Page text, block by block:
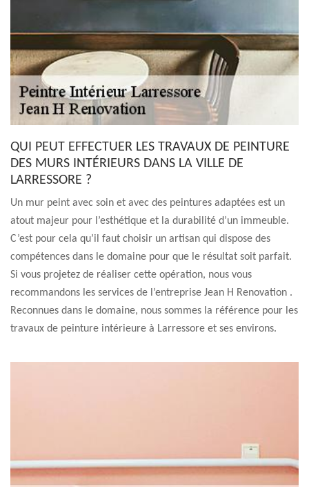
QUI PEUT EFFECTUER LES TRAVAUX DE PEINTURE
DES MURS INTÉRIEURS DANS LA VILLE DE
LARRESSORE ?
Un mur peint avec soin et avec des peintures adaptées est un
atout majeur pour l’esthétique et la durabilité d’un immeuble.
C’est pour cela qu’il faut choisir un artisan qui dispose des
compétences dans le domaine pour que le résultat soit parfait.
Si vous projetez de réaliser cette opération, nous vous
recommandons les services de l’entreprise Jean H Renovation .
Reconnues dans le domaine, nous sommes la référence pour les
travaux de peinture intérieure à Larressore et ses environs.